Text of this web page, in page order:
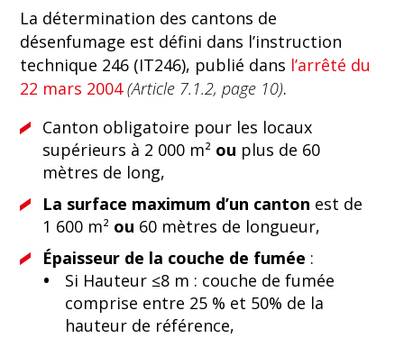
La détermination des cantons de
désenfumage est défini dans l’instruction
technique 246 (IT246), publié dans l’arrêté du
22 mars 2004 (Article 7.1.2, page 10).
Canton obligatoire pour les locaux
supérieurs à 2 000 m² ou plus de 60
mètres de long,
La surface maximum d’un canton est de
1 600 m² ou 60 mètres de longueur,
Épaisseur de la couche de fumée :
Si Hauteur ≤8 m : couche de fumée
comprise entre 25 % et 50% de la
hauteur de référence,